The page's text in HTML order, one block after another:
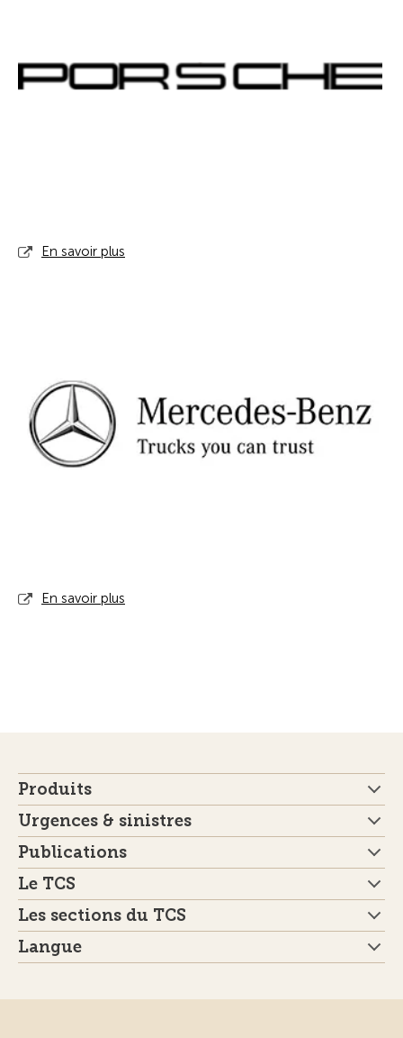
En savoir plus
En savoir plus
Produits
Urgences & sinistres
Publications
Le TCS
Les sections du TCS
Langue